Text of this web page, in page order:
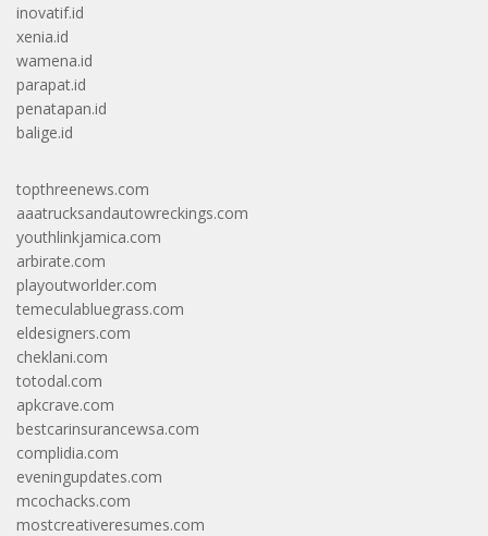
inovatif.id
xenia.id
wamena.id
parapat.id
penatapan.id
balige.id
topthreenews.com
aaatrucksandautowreckings.com
youthlinkjamica.com
arbirate.com
playoutworlder.com
temeculabluegrass.com
eldesigners.com
cheklani.com
totodal.com
apkcrave.com
bestcarinsurancewsa.com
complidia.com
eveningupdates.com
mcochacks.com
mostcreativeresumes.com